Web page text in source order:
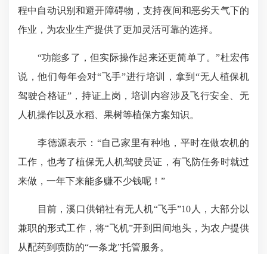
程中自动识别和避开障碍物，支持夜间和恶劣天气下的
作业，为农业生产提供了更加灵活可靠的选择。
“功能多了，但实际操作起来还更简单了。”杜宏伟
说，他们每年会对“飞手”进行培训，拿到“无人植保机
驾驶合格证”，持证上岗，培训内容涉及飞行安全、无
人机操作以及水稻、果树等植保方案知识。
李德源表示：“自己家里有种地，平时在做农机的
工作，也考了植保无人机驾驶员证，有飞防任务时就过
来做，一年下来能多赚不少钱呢！”
目前，溪口供销社有无人机“飞手”10人，大部分以
兼职的形式工作，将“飞机”开到田间地头，为农户提供
从配药到喷防的“一条龙”托管服务。